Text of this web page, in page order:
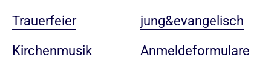
Trauerfeier
Kirchenmusik
jung&evangelisch
Anmeldeformulare